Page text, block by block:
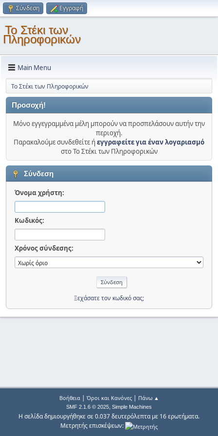
Σύνδεση Εγγραφή
Το Στέκι των
Πληροφορικών
Main Menu
Το Στέκι των Πληροφορικών
Προσοχή!
Μόνο εγγεγραμμένα μέλη μπορούν να προσπελάσουν αυτήν την
περιοχή.
Παρακαλούμε συνδεθείτε ήεγγραφείτε για έναν λογαριασμό
στο Το Στέκι των Πληροφορικών
Σύνδεση
Όνομα χρήστη:
Κωδικός:
Χρόνος σύνδεσης:
Ξεχάσατε τον κωδικό σας;
Βοήθεια| Όροι και Κανόνες| Πάνω ▲
SMF 2.1.6 © 2025, Simple Machines
Η σελίδα δημιουργήθηκε σε 0.037 δευτερόλεπτα με 16 ερωτήματα.
Μετρητής επισκέψεων: